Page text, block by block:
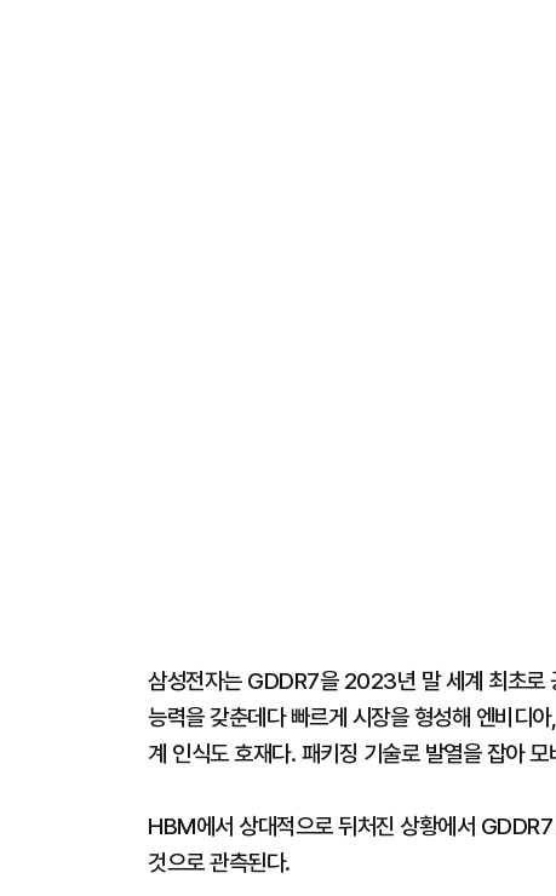
삼성전자는 GDDR7을 2023년 말 세계 최초로
능력을 갖춘데다 빠르게 시장을 형성해 엔비디
계 인식도 호재다. 패키징 기술로 발열을 잡아
HBM에서 상대적으로 뒤처진 상황에서
것으로 관측된다.